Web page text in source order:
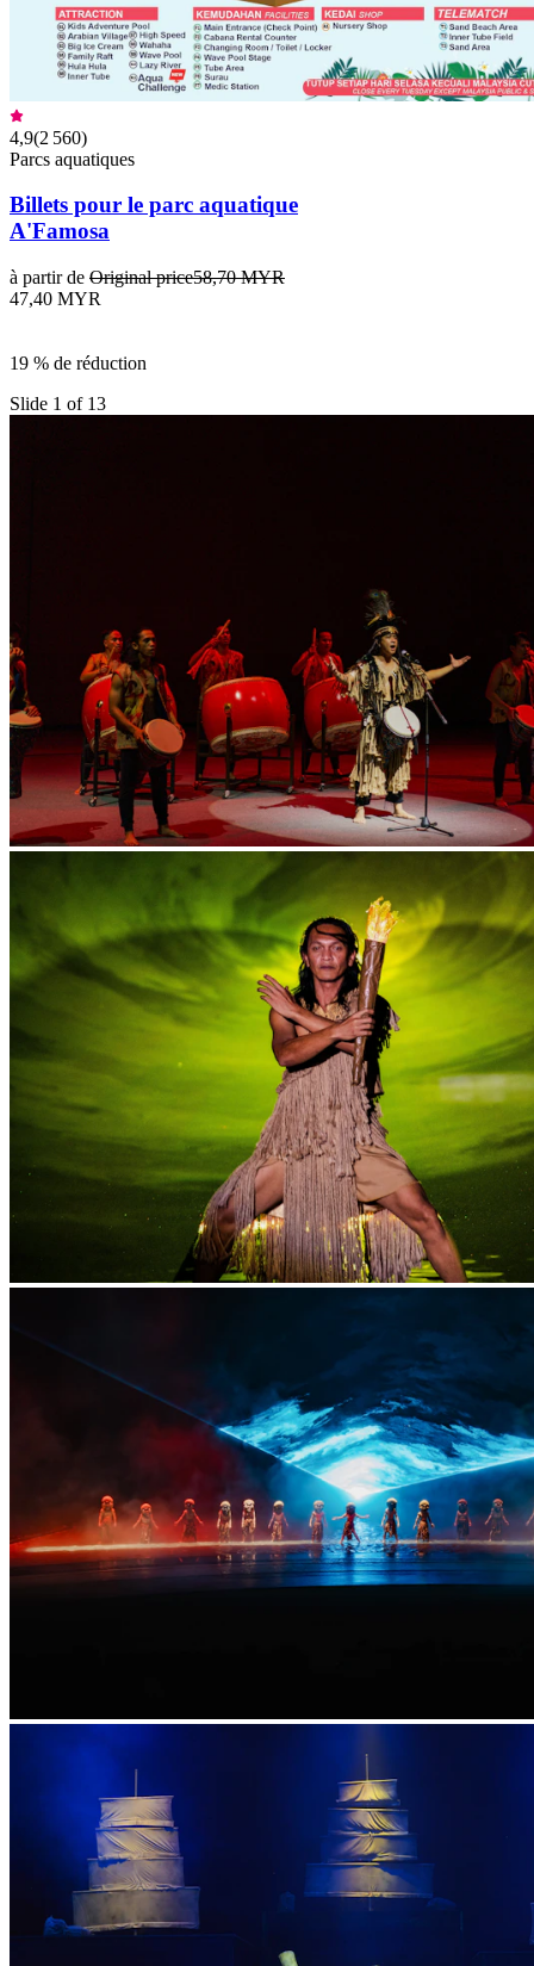
4,9(2 560)
Parcs aquatiques
Billets pour le parc aquatique
A'Famosa
à partir de Original price58,70 MYR
47,40 MYR
19 % de réduction
Slide 1 of 13